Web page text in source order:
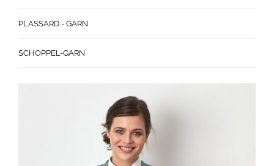
PLASSARD - GARN
SCHOPPEL-GARN